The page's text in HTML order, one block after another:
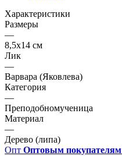
Характеристики
Размеры
—
8,5х14 см
Лик
—
Варвара (Яковлева)
Категория
—
Преподобномученица
Материал
—
Дерево (липа)
Опт Оптовым покупателям